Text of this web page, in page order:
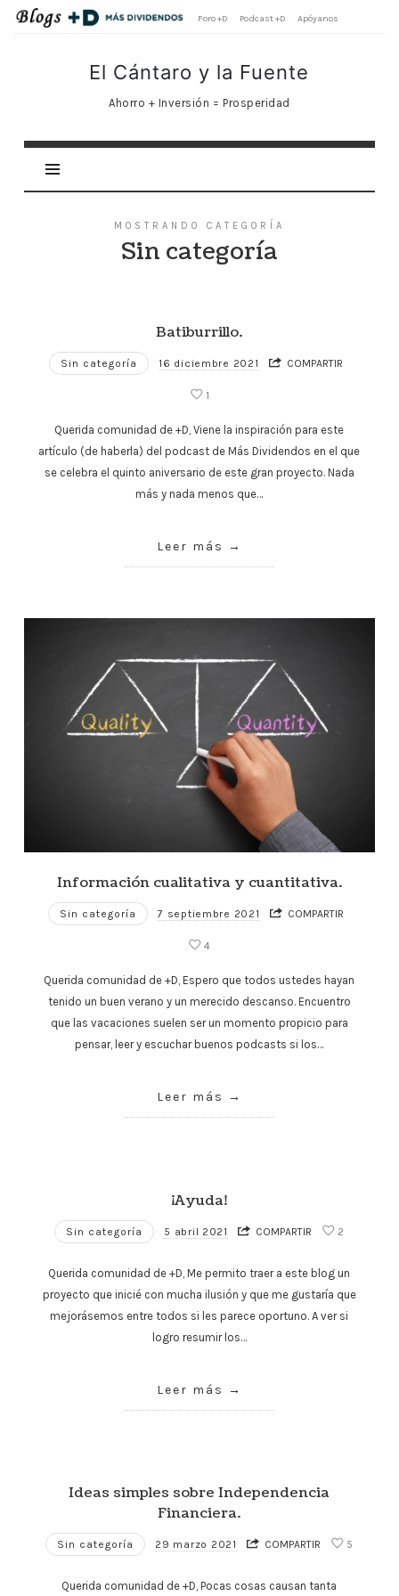
Foro +D Podcast +D Apóyanos
El
Cántaro
la
El Cántaro y la Fuente
Ahorro + Inversión = Prosperidad
MOSTRANDO CATEGORÍA
Sin categoría
Batiburrillo.
Sin categoría 16 diciembre 2021 COMPARTIR
1
Querida comunidad de +D, Viene la inspiración para este
artículo (de haberla) del podcast de Más Dividendos en el que
se celebra el quinto aniversario de este gran proyecto. Nada
más y nada menos que…
Leer más
Información cualitativa y cuantitativa.
Sin categoría 7 septiembre 2021 COMPARTIR
4
Querida comunidad de +D, Espero que todos ustedes hayan
tenido un buen verano y un merecido descanso. Encuentro
que las vacaciones suelen ser un momento propicio para
pensar, leer y escuchar buenos podcasts si los…
Leer más
¡Ayuda!
Sin categoría 5 abril 2021 COMPARTIR 2
Querida comunidad de +D, Me permito traer a este blog un
proyecto que inicié con mucha ilusión y que me gustaría que
mejorásemos entre todos si les parece oportuno. A ver si
logro resumir los…
Leer más
Ideas simples sobre Independencia
Financiera.
Sin categoría 29 marzo 2021 COMPARTIR 5
Querida comunidad de +D, Pocas cosas causan tanta